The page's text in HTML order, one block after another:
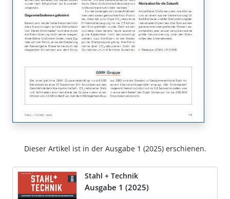
Dieser Artikel ist in der Ausgabe 1 (2025) erschienen.
Stahl + Technik
Ausgabe 1 (2025)